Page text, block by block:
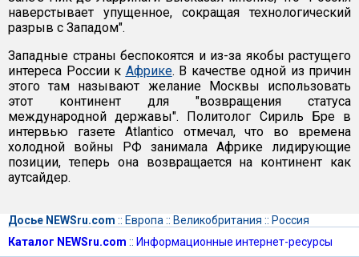
наверстывает упущенное, сокращая технологический
разрыв с Западом".
Западные страны беспокоятся и из-за якобы растущего
интереса России к Африке. В качестве одной из причин
этого там называют желание Москвы использовать
этот континент для "возвращения статуса
международной державы". Политолог Сириль Бре в
интервью газете Atlantico отмечал, что во времена
холодной войны РФ занимала Африке лидирующие
позиции, теперь она возвращается на континент как
аутсайдер.
Досье NEWSru.com :: Европа :: Великобритания :: Россия
Каталог NEWSru.com :: Информационные интернет-ресурсы